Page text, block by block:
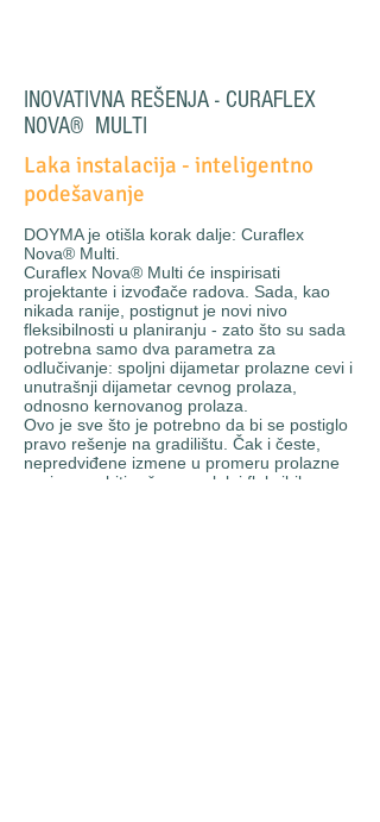
INOVATIVNA REŠENJA - CURAFLEX
NOVA® MULTI
Laka instalacija - inteligentno
podešavanje
DOYMA je otišla korak dalje: Curaflex
Nova® Multi.
Curaflex Nova® Multi će inspirisati
projektante i izvođače radova. Sada, kao
nikada ranije, postignut je novi nivo
fleksibilnosti u planiranju - zato što su sada
potrebna samo dva parametra za
odlučivanje: spoljni dijametar prolazne cevi i
unutrašnji dijametar cevnog prolaza,
odnosno kernovanog prolaza.
Ovo je sve što je potrebno da bi se postiglo
pravo rešenje na gradilištu. Čak i česte,
nepredviđene izmene u promeru prolazne
cevi mogu biti rešene na lak i fleksibilan